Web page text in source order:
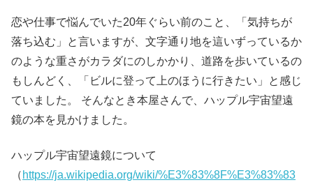
恋や仕事で悩んでいた20年ぐらい前のこと、「気持ちが
落ち込む」と言いますが、文字通り地を這いずっているか
のような重さがカラダにのしかかり、道路を歩いているの
もしんどく、「ビルに登って上のほうに行きたい」と感じ
ていました。 そんなとき本屋さんで、ハップル宇宙望遠
鏡の本を見かけました。
ハップル宇宙望遠鏡について
（ https://ja.wikipedia.org/wiki/%E3%83%8F%E3%83%83